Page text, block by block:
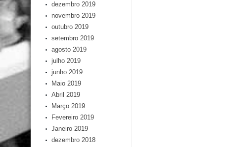
dezembro 2019
novembro 2019
outubro 2019
setembro 2019
agosto 2019
julho 2019
junho 2019
Maio 2019
Abril 2019
Março 2019
Fevereiro 2019
Janeiro 2019
dezembro 2018